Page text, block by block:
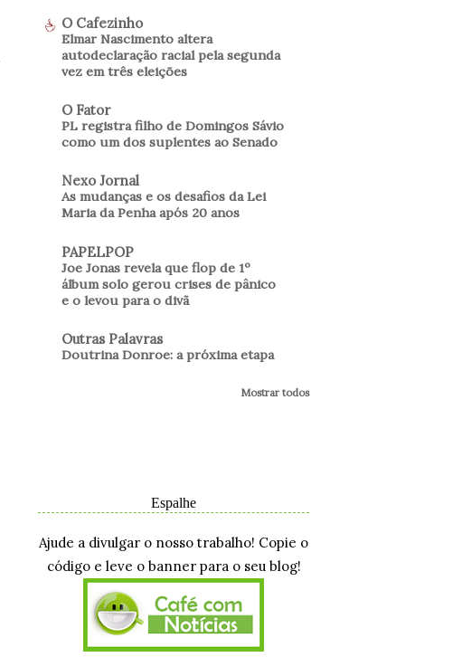
O Cafezinho
Elmar Nascimento altera
autodeclaração racial pela segunda
vez em três eleições
O Fator
PL registra filho de Domingos Sávio
como um dos suplentes ao Senado
Nexo Jornal
As mudanças e os desafios da Lei
Maria da Penha após 20 anos
PAPELPOP
Joe Jonas revela que flop de 1º
álbum solo gerou crises de pânico
e o levou para o divã
Outras Palavras
Doutrina Donroe: a próxima etapa
Mostrar todos
Espalhe
Ajude a divulgar o nosso trabalho! Copie o
código e leve o banner para o seu blog!